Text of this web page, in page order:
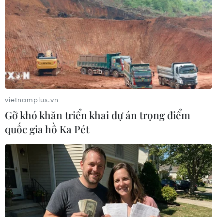
Trung Quốc thử nghiệm tuyến tàu
cao tốc xuyên vùng đất đóng băng
vĩnh cửu
06/08/2026 12:35
Trung Quốc vận hành giàn phát điện
gió nổi đầu tiên chịu được bão cấp 17
06/08/2026 11:20
Hàn Quốc xác nhận Triều Tiên
phóng ít nhất 1 tên lửa đạn đạo tầm
ngắn
06/08/2026 09:41
vietnamplus.vn
Gỡ khó khăn triển khai dự án trọng điểm
quốc gia hồ Ka Pét